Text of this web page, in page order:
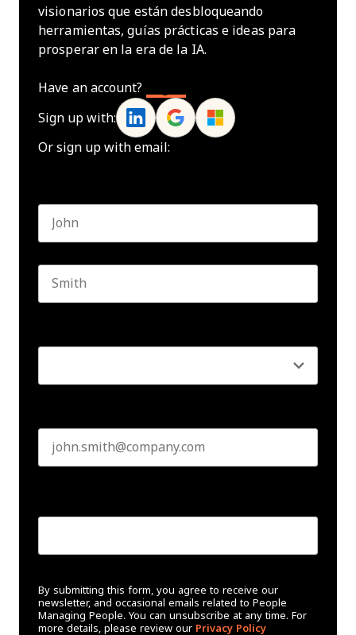
visionarios que están desbloqueando
herramientas, guías prácticas e ideas para
prosperar en la era de la IA.
Have an account?
Sign up with:
Or sign up with email:
By submitting this form, you agree to receive our
newsletter, and occasional emails related to People
Managing People. You can unsubscribe at any time. For
more details, please review our Privacy Policy